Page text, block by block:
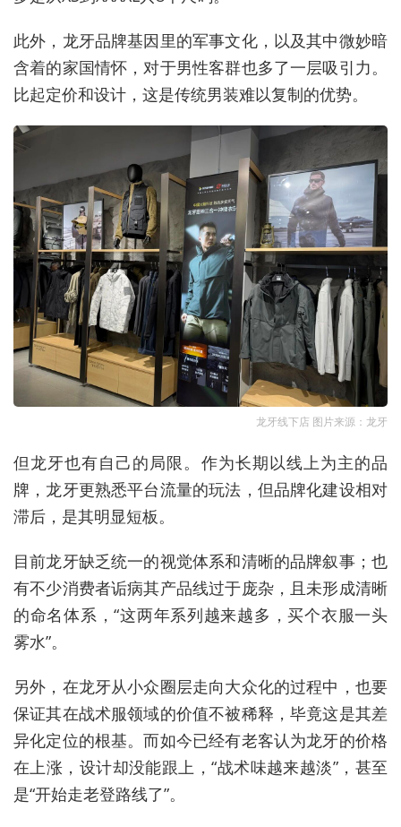
此外，龙牙品牌基因里的军事文化，以及其中微妙暗
含着的家国情怀，对于男性客群也多了一层吸引力。
比起定价和设计，这是传统男装难以复制的优势。
龙牙线下店 图片来源：龙牙
但龙牙也有自己的局限。作为长期以线上为主的品
牌，龙牙更熟悉平台流量的玩法，但品牌化建设相对
滞后，是其明显短板。
目前龙牙缺乏统一的视觉体系和清晰的品牌叙事；也
有不少消费者诟病其产品线过于庞杂，且未形成清晰
的命名体系，“这两年系列越来越多，买个衣服一头
雾水”。
另外，在龙牙从小众圈层走向大众化的过程中，也要
保证其在战术服领域的价值不被稀释，毕竟这是其差
异化定位的根基。而如今已经有老客认为龙牙的价格
在上涨，设计却没能跟上，“战术味越来越淡”，甚至
是“开始走老登路线了”。